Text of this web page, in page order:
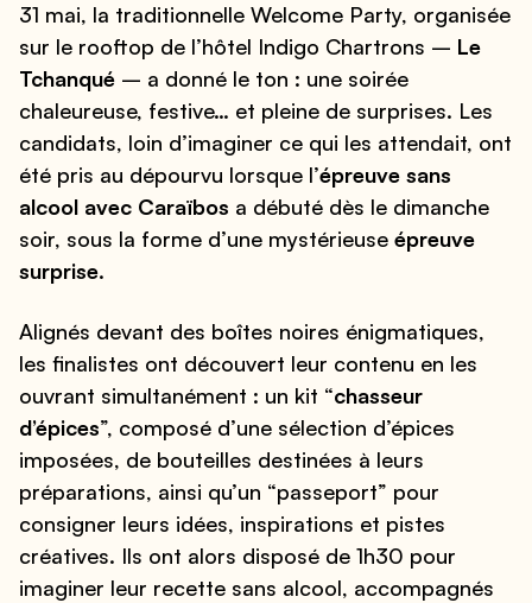
31 mai, la traditionnelle Welcome Party, organisée
sur le rooftop de l’hôtel Indigo Chartrons – Le
Tchanqué – a donné le ton : une soirée
chaleureuse, festive… et pleine de surprises. Les
candidats, loin d’imaginer ce qui les attendait, ont
été pris au dépourvu lorsque l’épreuve sans
alcool avec Caraïbos a débuté dès le dimanche
soir, sous la forme d’une mystérieuse épreuve
surprise.
Alignés devant des boîtes noires énigmatiques,
les finalistes ont découvert leur contenu en les
ouvrant simultanément : un kit “chasseur
d’épices”, composé d’une sélection d’épices
imposées, de bouteilles destinées à leurs
préparations, ainsi qu’un “passeport” pour
consigner leurs idées, inspirations et pistes
créatives. Ils ont alors disposé de 1h30 pour
imaginer leur recette sans alcool, accompagnés